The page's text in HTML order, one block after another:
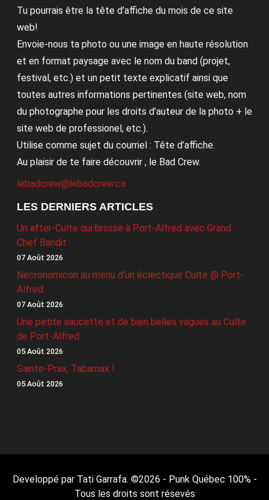
Tu pourrais être la tête d’affiche du mois de ce site
web!
Envoie-nous ta photo ou une image en haute résolution
et en format paysage avec le nom du band (projet,
festival, etc.) et un petit texte explicatif ainsi que
toutes autres informations pertinentes (site web, nom
du photographe pour les droits d’auteur de la photo + le
site web de professionel, etc.).
Utilise comme sujet du courriel : Tête d’affiche.
Au plaisir de te faire découvrir , le Bad Crew.
lebadcrew@lebadcrew.ca
LES DERNIERS ARTICLES
Un after-Culte qui brasse à Port-Alfred avec Grand
Chef Bandit
07 Août 2026
Necronomicon au menu d’un éclectique Culte @ Port-
Alfred
07 Août 2026
Une petite saucette et de bien belles vagues au Culte
de Port-Alfred
05 Août 2026
Sainte-Prax, Tabarnax !
05 Août 2026
Developpé par Tati Garrafa. ©2026 - Punk Québec 100% -
Tous les droits sont résevés